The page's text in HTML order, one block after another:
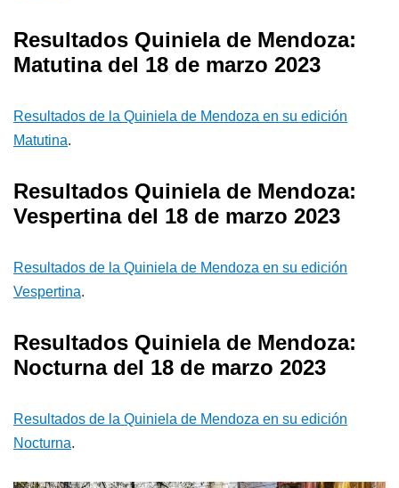
Resultados Quiniela de Mendoza:
Matutina del 18 de marzo 2023
Resultados de la Quiniela de Mendoza en su edición
Matutina.
Resultados Quiniela de Mendoza:
Vespertina del 18 de marzo 2023
Resultados de la Quiniela de Mendoza en su edición
Vespertina.
Resultados Quiniela de Mendoza:
Nocturna del 18 de marzo 2023
Resultados de la Quiniela de Mendoza en su edición
Nocturna.